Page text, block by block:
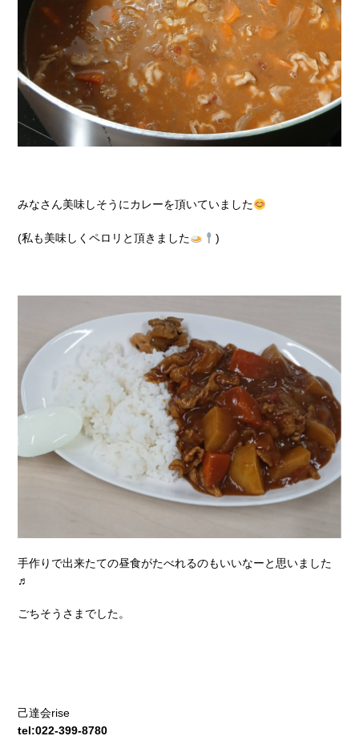
みなさん美味しそうにカレーを頂いていました
(私も美味しくペロリと頂きました )
手作りで出来たての昼食がたべれるのもいいなーと思いました
♬
ごちそうさまでした。
己達会rise
tel:022-399-8780